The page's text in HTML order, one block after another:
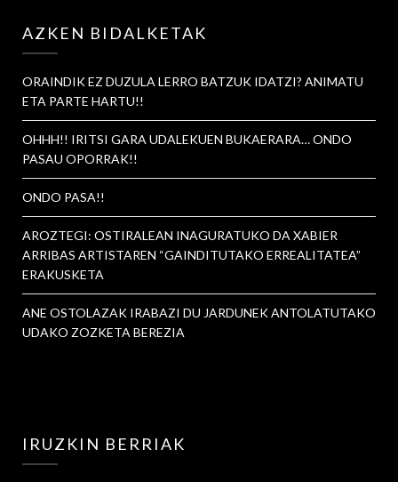
AZKEN BIDALKETAK
ORAINDIK EZ DUZULA LERRO BATZUK IDATZI? ANIMATU
ETA PARTE HARTU!!
OHHH!! IRITSI GARA UDALEKUEN BUKAERARA… ONDO
PASAU OPORRAK!!
ONDO PASA!!
AROZTEGI: OSTIRALEAN INAGURATUKO DA XABIER
ARRIBAS ARTISTAREN “GAINDITUTAKO ERREALITATEA”
ERAKUSKETA
ANE OSTOLAZAK IRABAZI DU JARDUNEK ANTOLATUTAKO
UDAKO ZOZKETA BEREZIA
IRUZKIN BERRIAK